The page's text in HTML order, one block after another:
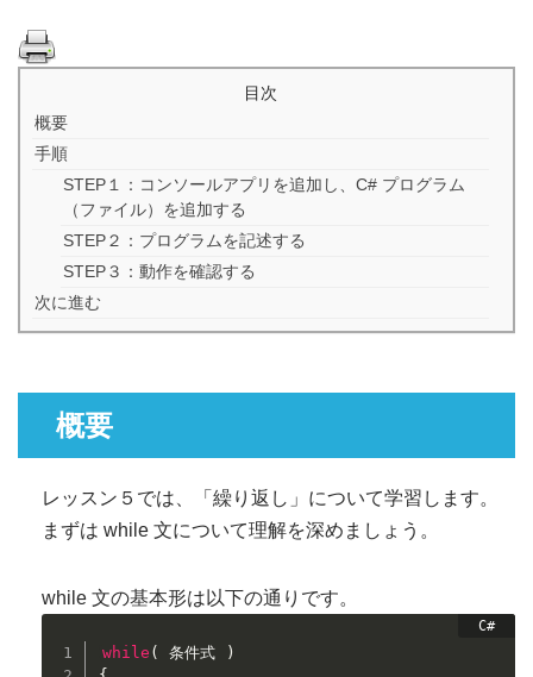
目次
概要
手順
STEP１：コンソールアプリを追加し、C# プログラム
（ファイル）を追加する
STEP２：プログラムを記述する
STEP３：動作を確認する
次に進む
概要
レッスン５では、「繰り返し」について学習します。
まずは while 文について理解を深めましょう。
while 文の基本形は以下の通りです。
while ( 条件式
)